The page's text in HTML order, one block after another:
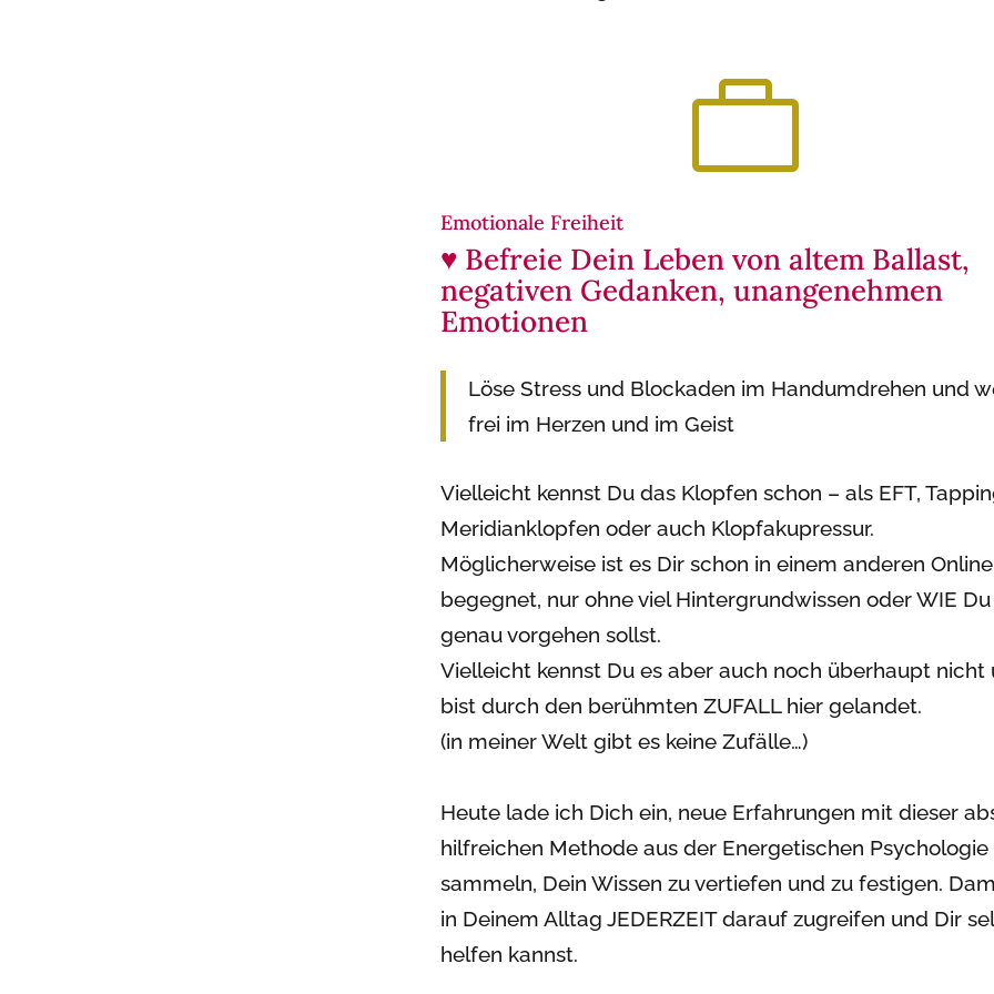

Emotionale Freiheit
♥ Befreie Dein Leben von altem Ballast,
negativen Gedanken, unangenehmen
Emotionen
Löse Stress und Blockaden im Handumdrehen und
frei im Herzen und im Geist
Vielleicht kennst Du das Klopfen schon – als EFT,
Meridianklopfen oder auch Klopfakupressur.
Möglicherweise ist es Dir schon in einem anderen
begegnet, nur ohne viel Hintergrundwissen oder WIE Du
genau vorgehen sollst.
Vielleicht kennst Du es aber auch noch überhaupt nicht
bist durch den berühmten ZUFALL hier gelandet.
(in meiner Welt gibt es keine Zufälle…)
Heute lade ich Dich ein, neue Erfahrungen mit dieser
hilfreichen Methode aus der Energetischen Psychologie
sammeln, Dein Wissen zu vertiefen und zu festigen.
in Deinem Alltag JEDERZEIT darauf zugreifen und Dir
helfen kannst.